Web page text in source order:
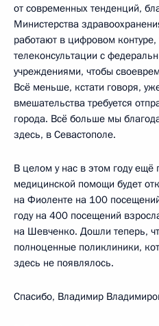
от современных тенденций,
Министерства
работают в цифровом
телеконсультации с
учреждениями, чтобы
Всё меньше, кстати говоря,
вмешательства требуется
города. Всё больше мы
здесь, в Севастополе.
В целом у нас в этом году
медицинской помощи будет
на Фиоленте на 100
году на 400 посещений
на Шевченко. Дошли теперь,
полноценные поликлиники,
здесь не появлялось.
Спасибо, Владимир